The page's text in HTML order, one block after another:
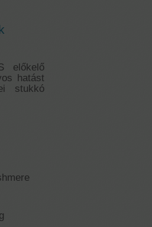
előkelő
hatást
stukkó